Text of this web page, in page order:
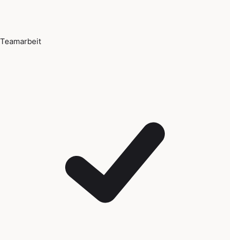
Teamarbeit